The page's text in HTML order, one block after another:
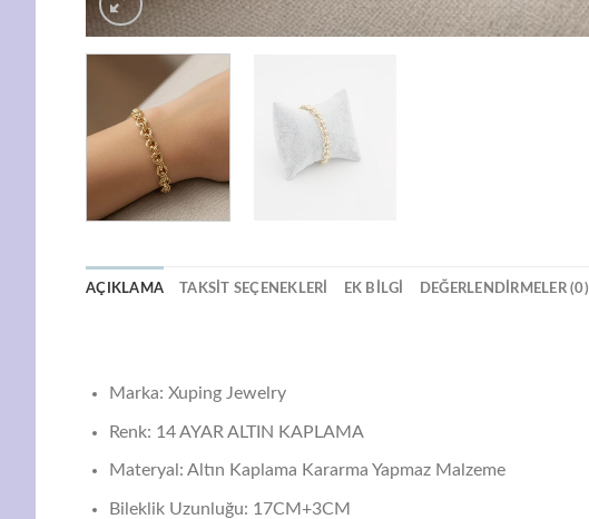
AÇIKLAMA TAKSIT SEÇENEKLERI EK BILGI DEĞERLENDIRMELER (0)
Marka: Xuping Jewelry
Renk: 14 AYAR ALTIN KAPLAMA
Materyal: Altın Kaplama Kararma Yapmaz Malzeme
Bileklik Uzunluğu: 17CM+3CM